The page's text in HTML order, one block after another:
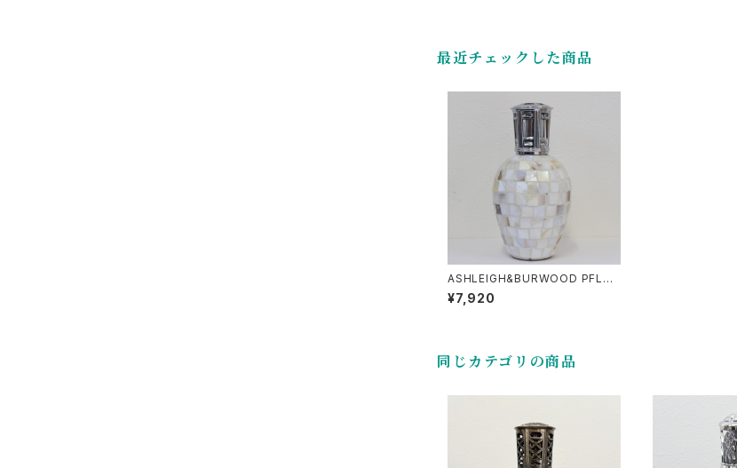
最近チェックした商品
ASHLEIGH&BURWOOD PFL30
2 オーシャンキング Lサイズ アシュ
レイ&バーウッド フレグランスラン
¥7,920
同じカテゴリの商品